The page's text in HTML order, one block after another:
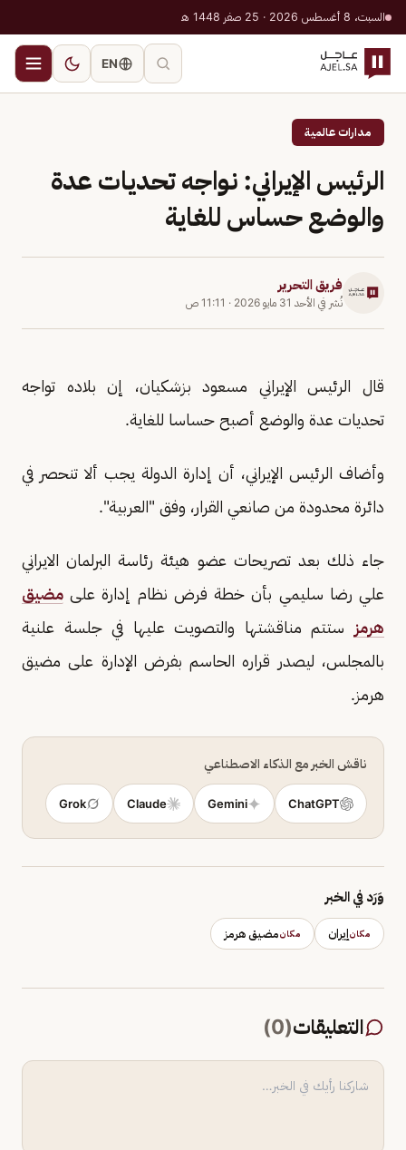
السبت، 8 أغسطس 2026 · 25 صفر 1448 هـ
EN
مدارات عالمية
الرئيس الإيراني: نواجه تحديات عدة
والوضع حساس للغاية
فريق التحرير
نُشر في الأحد 31 مايو 2026 · 11:11 ص
قال الرئيس الإيراني مسعود بزشكيان، إن بلاده تواجه
تحديات عدة والوضع أصبح حساسا للغاية.
وأضاف الرئيس الإيراني، أن إدارة الدولة يجب ألا تنحصر في
دائرة محدودة من صانعي القرار، وفق "العربية".
جاء ذلك بعد تصريحات عضو هيئة رئاسة البرلمان الايراني
علي رضا سليمي بأن خطة فرض نظام إدارة على مضيق
هرمز ستتم مناقشتها والتصويت عليها في جلسة علنية
بالمجلس، ليصدر قراره الحاسم بفرض الإدارة على مضيق
هرمز.
ناقش الخبر مع الذكاء الاصطناعي
ChatGPT
Gemini
Claude
Grok
وَرَد في الخبر
مكانإيران مكانمضيق هرمز
التعليقات(
0
)